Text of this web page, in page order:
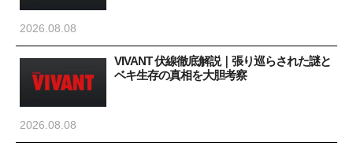
2026.08.08
VIVANT 伏線徹底解説｜張り巡らされた謎と
ベキ生存の真相を大胆考察
2026.08.08